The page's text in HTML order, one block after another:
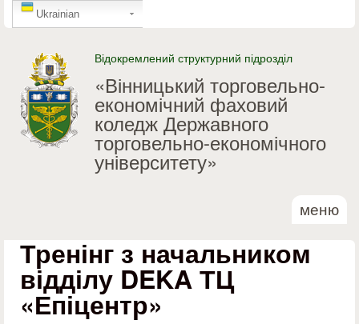
Перейти до основного
GTranslate
Ukrainian
Відокремлений структурний підрозділ
«Вінницький торговельно-
економічний фаховий
коледж Державного
торговельно-економічного
університету»
меню
Тренінг з начальником
відділу DEKA ТЦ
«Епіцентр»